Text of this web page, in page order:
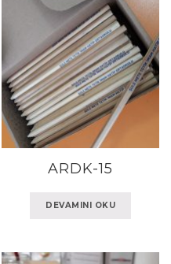
ARDK-15
DEVAMINI OKU